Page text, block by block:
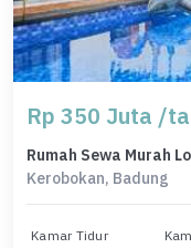
Rp 350 Juta /
Rumah Sewa Murah
Kerobokan, Badung
Kamar Tidur